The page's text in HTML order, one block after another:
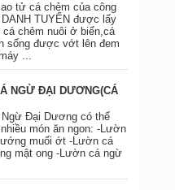
cá chẻm của công
TUYẾN được lấy
cá chẻm nuôi ở biển,cá
sống được vớt lên đem
...
NGỪ ĐẠI DƯƠNG(CÁ
Đại Dương có thể
món ăn ngon: -Lườn
muối ớt -Lườn cá
mật ong -Lườn cá ngừ